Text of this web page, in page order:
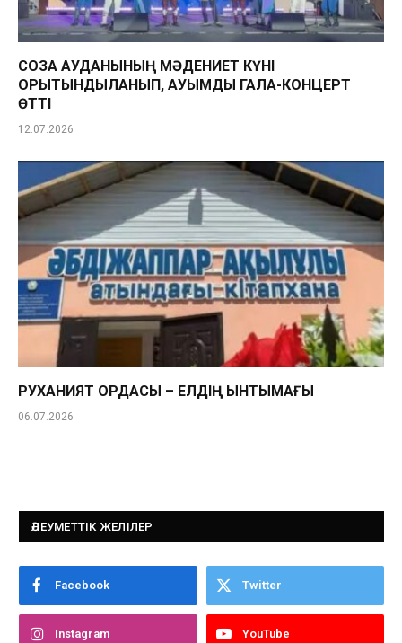
СОЗАҚ АУДАНЫНЫҢ МӘДЕНИЕТ КҮНІ
ҚОРЫТЫНДЫЛАНЫП, АУҚЫМДЫ ГАЛА-КОНЦЕРТ
ӨТТІ
12.07.2026
РУХАНИЯТ ОРДАСЫ – ЕЛДІҢ ЫНТЫМАҒЫ
06.07.2026
ӘЛЕУМЕТТІК ЖЕЛІЛЕР
Facebook Twitter
Instagram YouTube